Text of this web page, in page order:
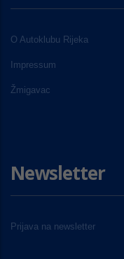
O Autoklubu Rijeka
Impressum
Žmigavac
Newsletter
Prijava na newsletter